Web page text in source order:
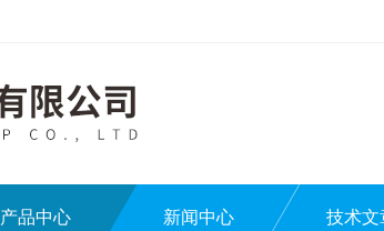
产品中心 新闻中心 技术文